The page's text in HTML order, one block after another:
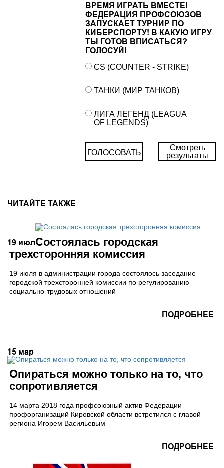
ВРЕМЯ ИГРАТЬ ВМЕСТЕ!
ФЕДЕРАЦИЯ ПРОФСОЮЗОВ
ЗАПУСКАЕТ ТУРНИР ПО
КИБЕРСПОРТУ! В КАКУЮ ИГРУ
ТЫ ГОТОВ ВПИСАТЬСЯ?
ГОЛОСУЙ!
CS (COUNTER - STRIKE)
ТАНКИ (МИР ТАНКОВ)
ЛИГА ЛЕГЕНД (LEAGUA
OF LEGENDS)
ГОЛОСОВАТЬ
Смотреть
результаты
ЧИТАЙТЕ ТАКЖЕ
19 июлСостоялась городская
трехсторонняя комиссия
19 июля в администрации города состоялось заседание
городской трехсторонней комиссии по регулированию
социально-трудовых отношений
ПОДРОБНЕЕ
15 мар
Опираться можно только на то, что
сопротивляется
14 марта 2018 года профсоюзный актив Федерации
профорганизаций Кировской области встретился с главой
региона Игорем Васильевым
ПОДРОБНЕЕ